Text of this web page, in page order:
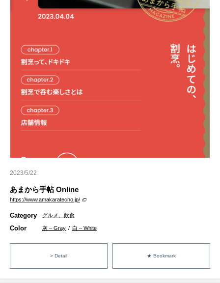
2023/5/22
あまから手帖 Online
https://www.amakaratecho.jp/
Category グルメ、飲食
Color 灰 – Gray / 白 – White
> Detail ★ Bookmark